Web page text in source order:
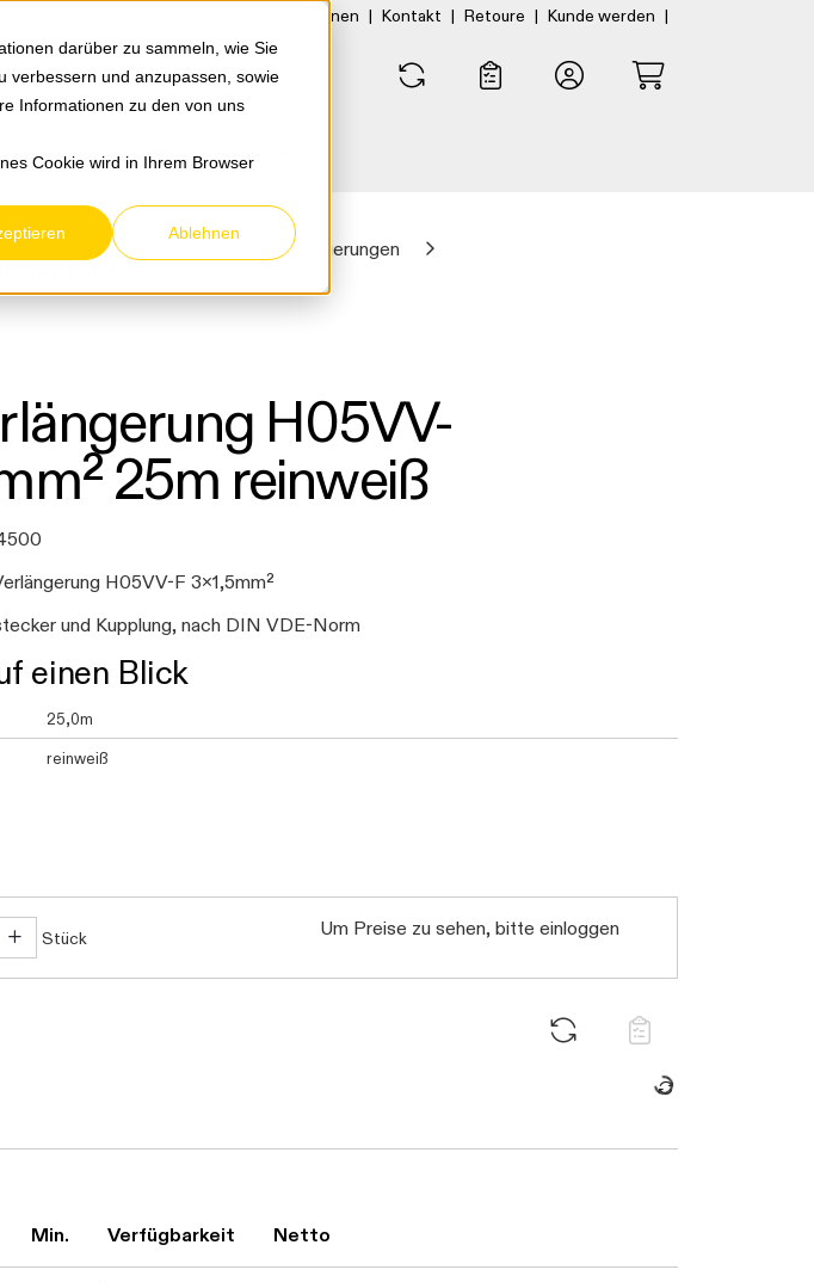
darüber zu sammeln, wie Sie
verbessern und anzupassen, sowie
Informationen zu den von uns
Cookie wird in Ihrem Browser
Ablehnen
Ihre Ansprechpartner:innen | Kontakt | Retoure | Kunde werden |
Karriere Über eltric
Schutzkontakt-Verlängerungen
H05VV-
25m reinweiß
H05VV-F 3x1,5mm²
und Kupplung, nach DIN VDE-Norm
einen Blick
25,0m
reinweiß
Stück Um Preise zu sehen, bitte einloggen
Daten werden geladen. Bitte warten...
Min. Verfügbarkeit Netto